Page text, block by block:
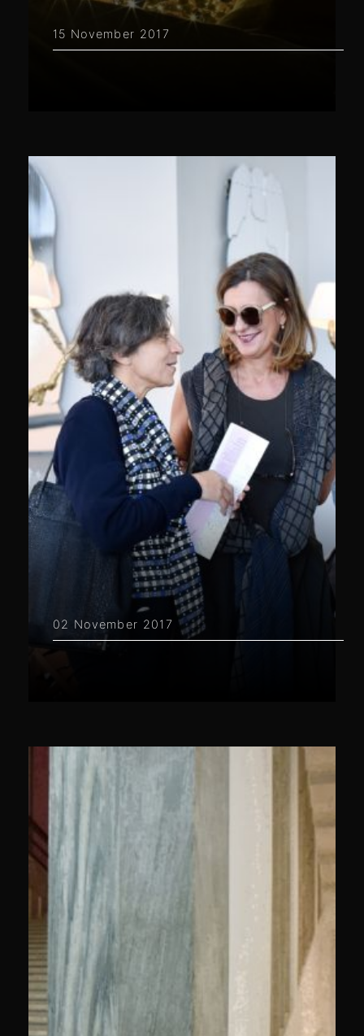
15 November 2017
02 November 2017